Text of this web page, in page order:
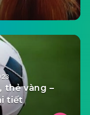
thẻ vàng –
tiết